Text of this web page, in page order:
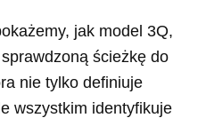
jak model 3Q,
ścieżkę do
nie tylko definiuje
wszystkim identyfikuje